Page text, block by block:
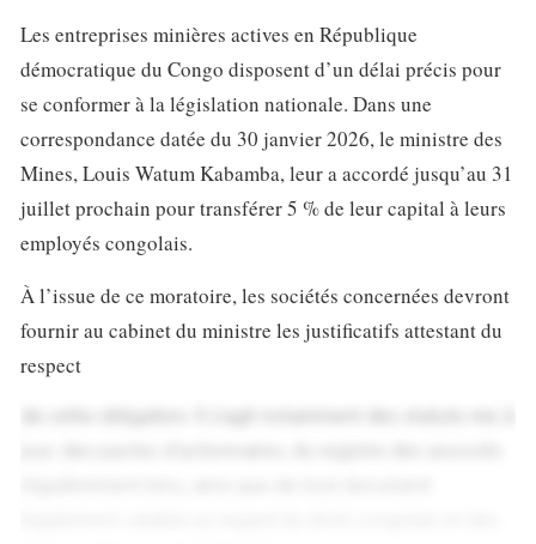
Les entreprises minières actives en République
démocratique du Congo disposent d’un délai précis pour
se conformer à la législation nationale. Dans une
correspondance datée du 30 janvier 2026, le ministre des
Mines, Louis Watum Kabamba, leur a accordé jusqu’au 31
juillet prochain pour transférer 5 % de leur capital à leurs
employés congolais.
À l’issue de ce moratoire, les sociétés concernées devront
fournir au cabinet du ministre les justificatifs attestant du
respect